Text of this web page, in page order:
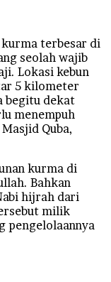
terbesar di
seolah wajib
Lokasi kebun
5 kilometer
begitu dekat
menempuh
Quba,
kurma di
Bahkan
hijrah dari
milik
pengelolaannya